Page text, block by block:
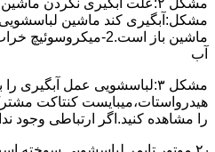
مشکل ۲:علت آبگیری نکردن
آب
را ﻣﺸﺎﻫﺪه کنید.اﮔﺮ ارﺗﺒﺎطی وجود